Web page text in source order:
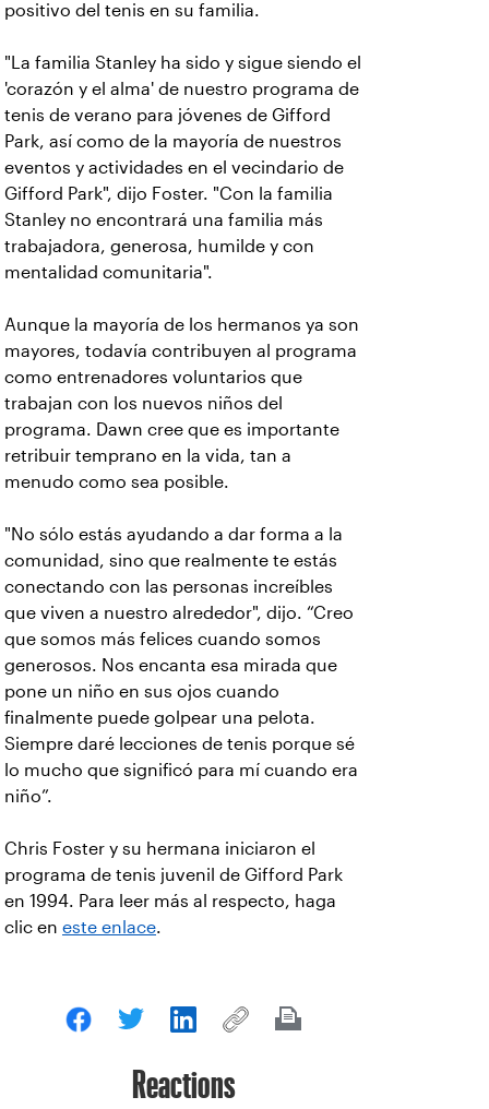
positivo del tenis en su familia.
"La familia Stanley ha sido y sigue siendo el
'corazón y el alma' de nuestro programa de
tenis de verano para jóvenes de Gifford
Park, así como de la mayoría de nuestros
eventos y actividades en el vecindario de
Gifford Park", dijo Foster. "Con la familia
Stanley no encontrará una familia más
trabajadora, generosa, humilde y con
mentalidad comunitaria".
Aunque la mayoría de los hermanos ya son
mayores, todavía contribuyen al programa
como entrenadores voluntarios que
trabajan con los nuevos niños del
programa. Dawn cree que es importante
retribuir temprano en la vida, tan a
menudo como sea posible.
"No sólo estás ayudando a dar forma a la
comunidad, sino que realmente te estás
conectando con las personas increíbles
que viven a nuestro alrededor", dijo. “Creo
que somos más felices cuando somos
generosos. Nos encanta esa mirada que
pone un niño en sus ojos cuando
finalmente puede golpear una pelota.
Siempre daré lecciones de tenis porque sé
lo mucho que significó para mí cuando era
niño”.
Chris Foster y su hermana iniciaron el
programa de tenis juvenil de Gifford Park
en 1994. Para leer más al respecto, haga
clic en este enlace.
Reactions